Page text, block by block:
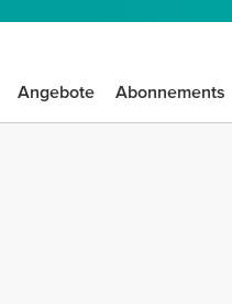
Angebote Abonnements